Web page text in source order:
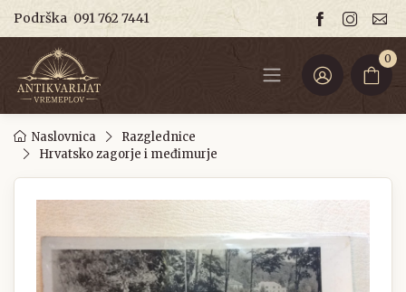
Podrška 091 762 7441
0
Naslovnica
Razglednice
Hrvatsko zagorje i međimurje